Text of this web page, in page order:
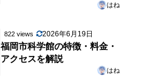
はね
822 views 2026年6月19日
福岡市科学館の特徴・料金・
アクセスを解説
はね